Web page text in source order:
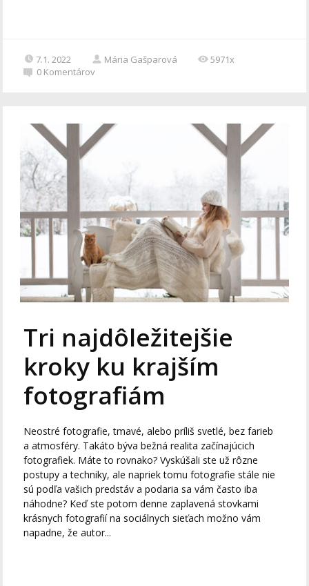
7.1. 2022 Mária Gašparová
5971x
0 Komentárov
Tri najdôležitejšie
kroky ku krajším
fotografiám
Neostré fotografie, tmavé, alebo príliš svetlé, bez farieb
a atmosféry. Takáto býva bežná realita začínajúcich
fotografiek. Máte to rovnako? Vyskúšali ste už rôzne
postupy a techniky, ale napriek tomu fotografie stále nie
sú podľa vašich predstáv a podaria sa vám často iba
náhodne? Keď ste potom denne zaplavená stovkami
krásnych fotografií na sociálnych sieťach možno vám
napadne, že autor...